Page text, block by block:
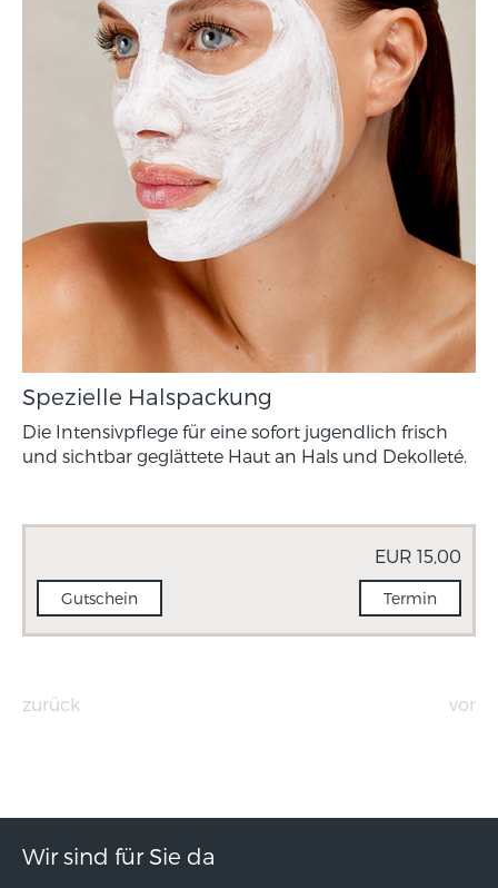
Spezielle Halspackung
Die Intensivpflege für eine sofort jugendlich frisch
und sichtbar geglättete Haut an Hals und Dekolleté.
EUR 15,00
Gutschein Termin
zurück vor
Wir sind für Sie da